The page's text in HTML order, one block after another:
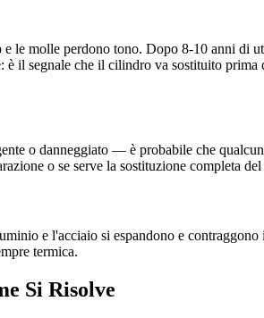
le molle perdono tono. Dopo 8-10 anni di
il segnale che il cilindro va sostituito
o danneggiato — è probabile che
o se serve la sostituzione completa
e l'acciaio si espandono e
termica.
Si Risolve